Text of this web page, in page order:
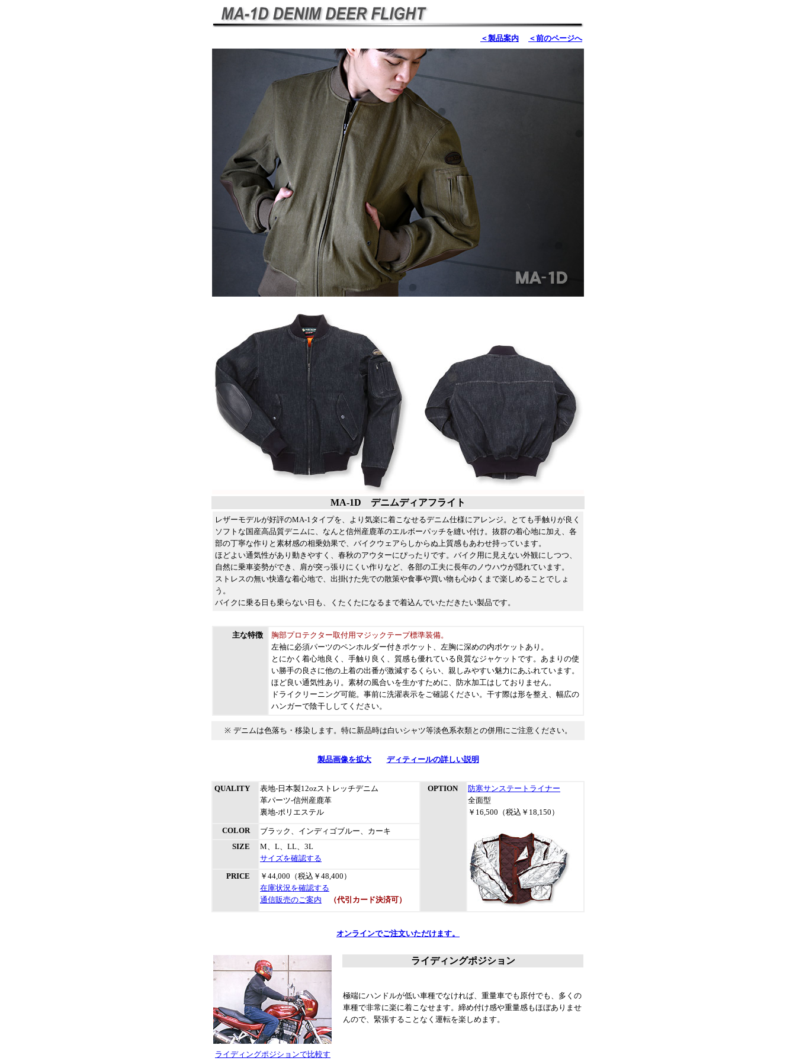
＜製品案内 ＜前のページへ
MA-1D デニムディアフライト
レザーモデルが好評のMA-1タイプを、より気楽に着こなせるデニム仕様にアレンジ。とても手触りが良く
ソフトな国産高品質デニムに、なんと信州産鹿革のエルボーパッチを縫い付け。抜群の着心地に加え、各
部の丁寧な作りと素材感の相乗効果で、バイクウェアらしからぬ上質感もあわせ持っています。
ほどよい通気性があり動きやすく、春秋のアウターにぴったりです。バイク用に見えない外観にしつつ、
自然に乗車姿勢ができ、肩が突っ張りにくい作りなど、各部の工夫に長年のノウハウが隠れています。
ストレスの無い快適な着心地で、出掛けた先での散策や食事や買い物も心ゆくまで楽しめることでしょ
う。
バイクに乗る日も乗らない日も、くたくたになるまで着込んでいただきたい製品です。
主な特徴
胸部プロテクター取付用マジックテープ標準装備。
左袖に必須パーツのペンホルダー付きポケット、左胸に深めの内ポケットあり。
とにかく着心地良く、手触り良く、質感も優れている良質なジャケットです。あまりの使
い勝手の良さに他の上着の出番が激減するくらい、親しみやすい魅力にあふれています。
ほど良い通気性あり。素材の風合いを生かすために、防水加工はしておりません。
ドライクリーニング可能。事前に洗濯表示をご確認ください。干す際は形を整え、幅広の
ハンガーで陰干ししてください。
※ デニムは色落ち・移染 します。特に新品時は白いシャツ等淡色系衣類との併用にご注意ください。
製品画像を拡大 ディティールの詳しい説明
QUALITY
表地-日本製12ozストレッチデニム
革パーツ-信州産鹿革
裏地-ポリエステル
OPTION
防寒サンステートライナー
全面型
￥16,500（税込￥18,150）
COLOR
ブラック、インディゴブルー、カーキ
SIZE
M、L、LL、3L
サイズを確認する
PRICE
￥44,000 （税込￥48,400）
在庫状況を確認する
通信販売のご案内 （代引カード決済可）
オンラインでご注文いただけます。
ライディングポジション
極端にハンドルが低い車種でなければ、重量車でも原付でも、多くの
車種で非常に楽に着こなせます。締め付け感や重量感もほぼありませ
んので、緊張することなく運転を楽しめます。
ライディングポジションで比較す